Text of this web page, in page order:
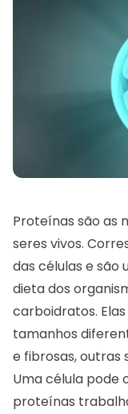
Proteínas são as
seres vivos.
das células e são
dieta dos
carboidratos.
tamanhos
e fibrosas, outras
Uma célula pode
proteínas